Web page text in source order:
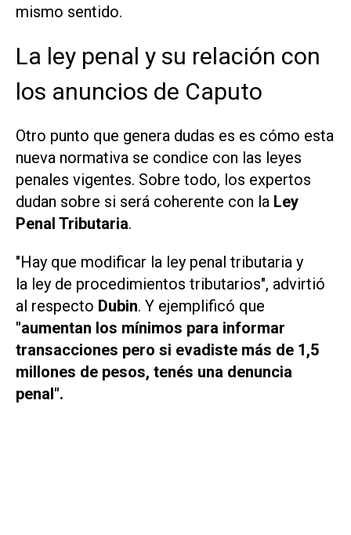
mismo sentido.
La ley penal y su relación con
los anuncios de Caputo
Otro punto que genera dudas es es cómo esta
nueva normativa se condice con las leyes
penales vigentes. Sobre todo, los expertos
dudan sobre si será coherente con la Ley
Penal Tributaria.
"Hay que modificar la ley penal tributaria y
la ley de procedimientos tributarios", advirtió
al respecto Dubin. Y ejemplificó que
"aumentan los mínimos para informar
transacciones pero si evadiste más de 1,5
millones de pesos, tenés una denuncia
penal".